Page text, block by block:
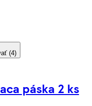
(4)
páska 2 ks